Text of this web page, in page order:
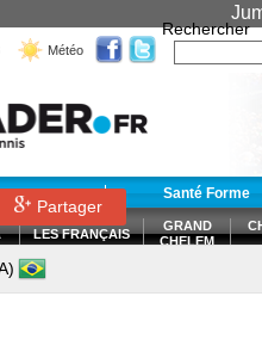
Météo
Rechercher
Santé Forme
LES FRANÇAIS
GRAND
CHELEM
Partager